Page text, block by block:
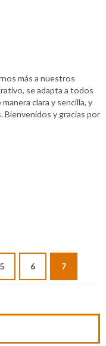
más a nuestros
se adapta a todos
clara y sencilla, y
y gracias por
5 6 7